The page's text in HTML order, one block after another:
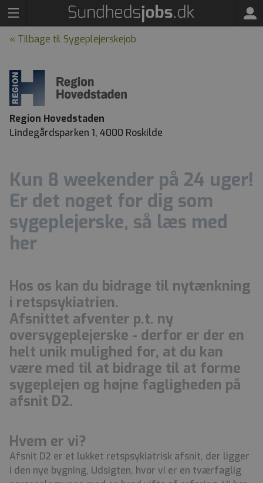
« Tilbage til Sygeplejerskejob
Region Hovedstaden
Lindegårdsparken 1, 4000 Roskilde
Kun 8 weekender på 24 uger!
Er det noget for dig som
sygeplejerske, så læs med
her
Hos os kan du bidrage til nytænkning
i retspsykiatrien.
Afsnittet afventer p.t. ny
oversygeplejerske - derfor er der en
helt unik mulighed for, at du kan
være med til at bidrage til at forme
sygeplejen og højne fagligheden på
afsnit D2.
Hvem er vi?
Afsnit D2 er et lukket retspsykiatrisk afsnit, der ligger
i den nye bygning, Udsigten, hvor vi er en tværfaglig